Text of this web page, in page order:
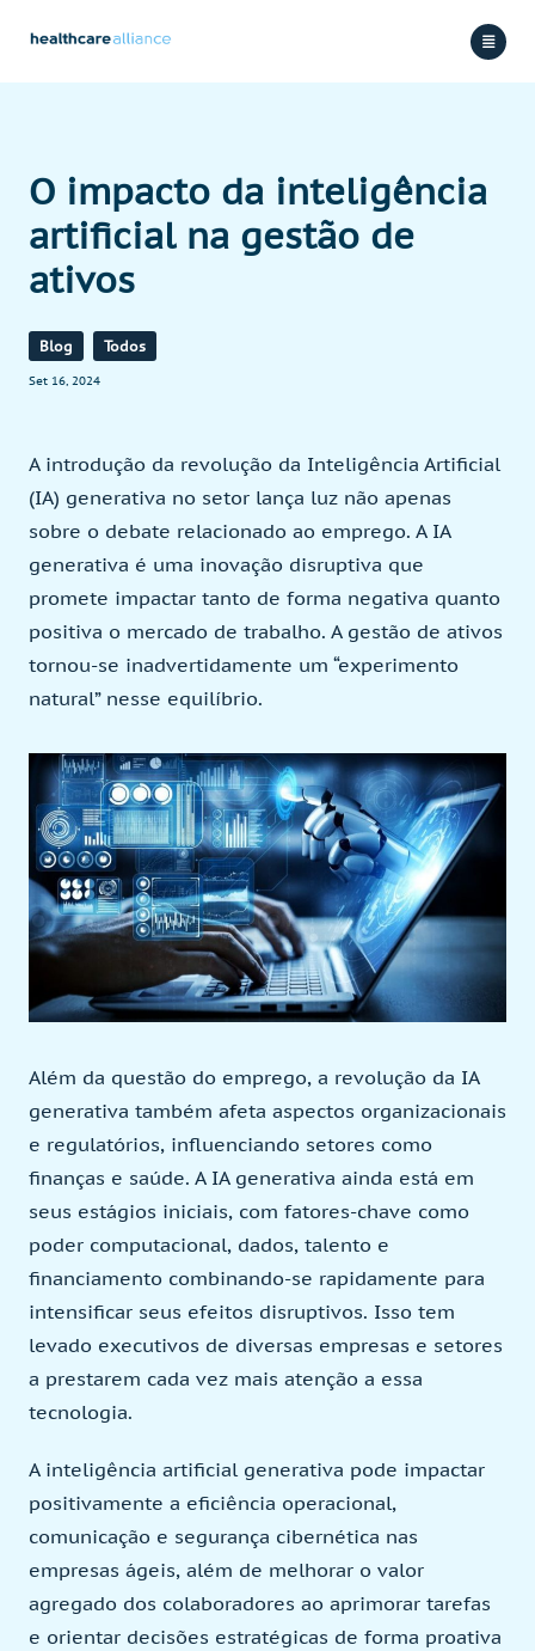
O impacto da inteligência
artificial na gestão de
ativos
Blog Todos
Set 16, 2024
A introdução da revolução da Inteligência Artificial
(IA) generativa no setor lança luz não apenas
sobre o debate relacionado ao emprego. A IA
generativa é uma inovação disruptiva que
promete impactar tanto de forma negativa quanto
positiva o mercado de trabalho. A gestão de ativos
tornou-se inadvertidamente um “experimento
natural” nesse equilíbrio.
Além da questão do emprego, a revolução da IA
generativa também afeta aspectos organizacionais
e regulatórios, influenciando setores como
finanças e saúde. A IA generativa ainda está em
seus estágios iniciais, com fatores-chave como
poder computacional, dados, talento e
financiamento combinando-se rapidamente para
intensificar seus efeitos disruptivos. Isso tem
levado executivos de diversas empresas e setores
a prestarem cada vez mais atenção a essa
tecnologia.
A inteligência artificial generativa pode impactar
positivamente a eficiência operacional,
comunicação e segurança cibernética nas
empresas ágeis, além de melhorar o valor
agregado dos colaboradores ao aprimorar tarefas
e orientar decisões estratégicas de forma proativa